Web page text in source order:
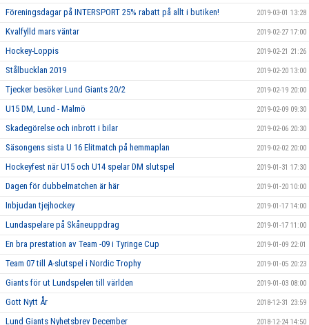
Föreningsdagar på INTERSPORT 25% rabatt på allt i butiken! 2019-03-01 13:28
Kvalfylld mars väntar 2019-02-27 17:00
Hockey-Loppis 2019-02-21 21:26
Stålbucklan 2019 2019-02-20 13:00
Tjecker besöker Lund Giants 20/2 2019-02-19 20:00
U15 DM, Lund - Malmö 2019-02-09 09:30
Skadegörelse och inbrott i bilar 2019-02-06 20:30
Säsongens sista U 16 Elitmatch på hemmaplan 2019-02-02 20:00
Hockeyfest när U15 och U14 spelar DM slutspel 2019-01-31 17:30
Dagen för dubbelmatchen är här 2019-01-20 10:00
Inbjudan tjejhockey 2019-01-17 14:00
Lundaspelare på Skåneuppdrag 2019-01-17 11:00
En bra prestation av Team -09 i Tyringe Cup 2019-01-09 22:01
Team 07 till A-slutspel i Nordic Trophy 2019-01-05 20:23
Giants för ut Lundspelen till världen 2019-01-03 08:00
Gott Nytt År 2018-12-31 23:59
Lund Giants Nyhetsbrev December 2018-12-24 14:50